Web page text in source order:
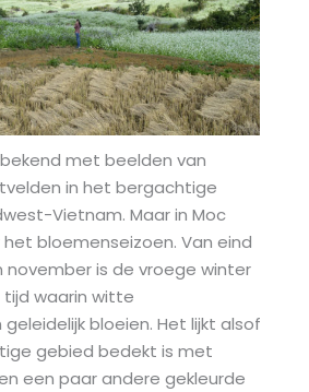
met beelden van
in het bergachtige
Vietnam. Maar in Moc
bloemenseizoen. Van eind
is de vroege winter
tijd waarin witte
bloeien. Het lijkt alsof
gebied bedekt is met
een paar andere gekleurde